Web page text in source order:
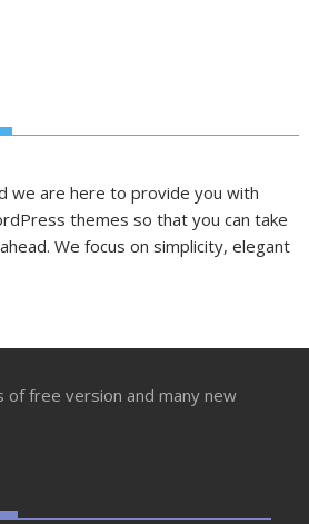
we are here to provide you with
themes so that you can take
We focus on simplicity, elegant
of free version and many new